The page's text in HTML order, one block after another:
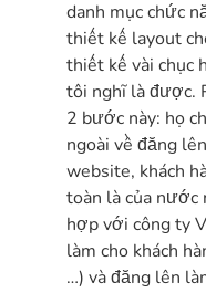
danh mục chức
thiết kế layout
thiết kế vài chục
tôi nghĩ là được.
2 bước này: họ
ngoài về đăng
website, khách
toàn là của nước
hợp với công ty
làm cho khách
…) và đăng lên